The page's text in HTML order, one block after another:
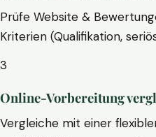
Prüfe Website &
Kriterien (Qualifikation,
3
Online-Vorbereitung
Vergleiche mit einer